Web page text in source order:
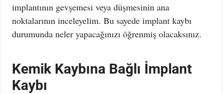
implantının gevşemesi veya düşmesinin ana
noktalarının inceleyelim. Bu sayede implant kaybı
durumunda neler yapacağınızı öğrenmiş olacaksınız.
Kemik Kaybına Bağlı İmplant
Kaybı